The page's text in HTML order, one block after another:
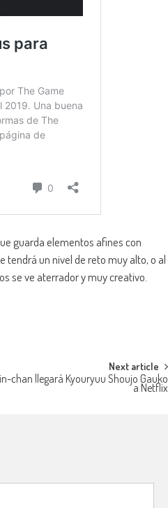
guarda elementos afines con
tendrá un nivel de reto muy alto, o al
se ve aterrador y muy creativo.
Next article
chan llegará Kyouryuu Shoujo Gauko
a Netflix